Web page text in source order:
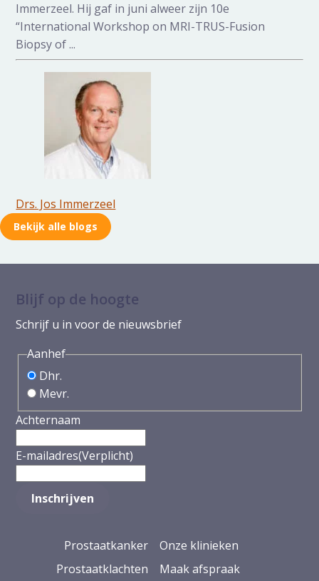
Immerzeel. Hij gaf in juni alweer zijn 10e
“International Workshop on MRI-TRUS-Fusion
Biopsy of ...
Drs. Jos Immerzeel
Bekijk alle blogs
Blijf op de hoogte
Schrijf u in voor de nieuwsbrief
Aanhef
Dhr.
Mevr.
Achternaam
E-mailadres(Verplicht)
Prostaatkanker
Prostaatklachten
Onze klinieken
Maak afspraak